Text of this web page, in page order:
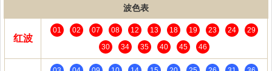
波色表
红波
01 02 07 08 12 13 18 19 23 24
29
30
34 35 40 45 46